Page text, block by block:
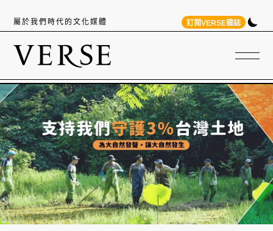
屬於我們時代的文化媒體 訂閱VERSE雜誌